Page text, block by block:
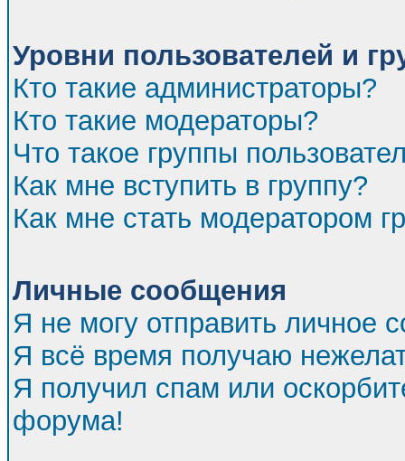
Уровни пользователей и
Кто такие администраторы?
Кто такие модераторы?
Что такое группы
Как мне вступить в группу?
Как мне стать модератором
Личные сообщения
Я не могу отправить личное
Я всё время получаю
Я получил спам или
форума!